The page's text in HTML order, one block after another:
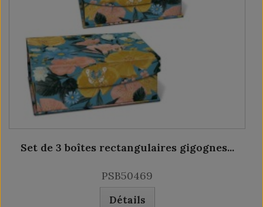
Set de 3 boîtes rectangulaires gigognes...
PSB50469
Détails